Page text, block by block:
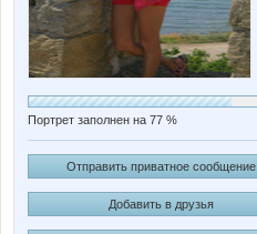
Портрет заполнен на 77 %
Отправить приватное сообщение
Добавить в друзья